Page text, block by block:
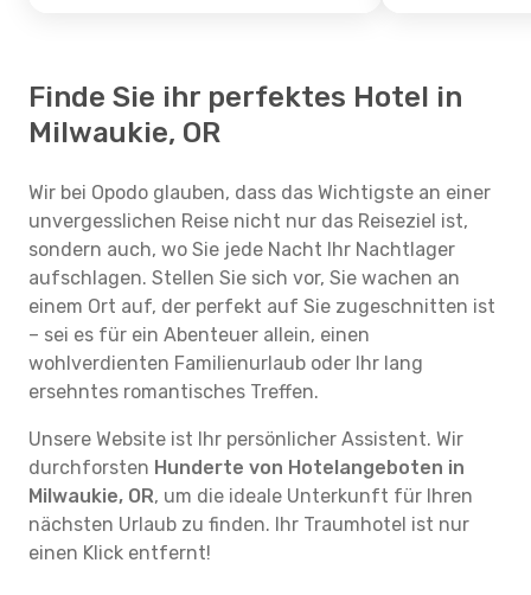
Finde Sie ihr perfektes Hotel in
Milwaukie, OR
Wir bei Opodo glauben, dass das Wichtigste an einer
unvergesslichen Reise nicht nur das Reiseziel ist,
sondern auch, wo Sie jede Nacht Ihr Nachtlager
aufschlagen. Stellen Sie sich vor, Sie wachen an
einem Ort auf, der perfekt auf Sie zugeschnitten ist
– sei es für ein Abenteuer allein, einen
wohlverdienten Familienurlaub oder Ihr lang
ersehntes romantisches Treffen.
Unsere Website ist Ihr persönlicher Assistent. Wir
durchforsten Hunderte von Hotelangeboten in
Milwaukie, OR, um die ideale Unterkunft für Ihren
nächsten Urlaub zu finden. Ihr Traumhotel ist nur
einen Klick entfernt!